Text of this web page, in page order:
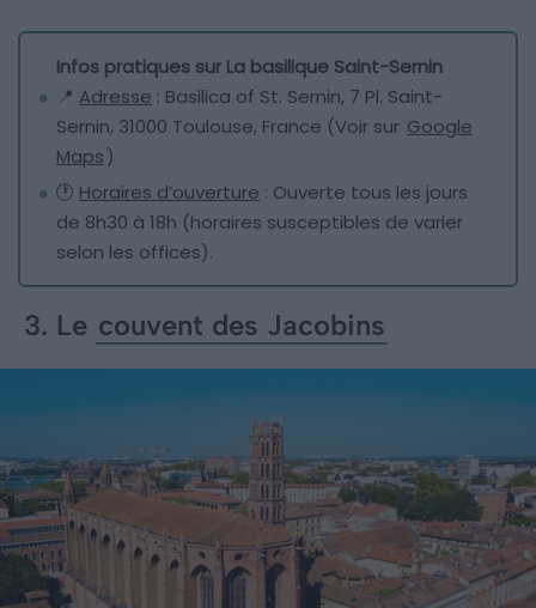
Infos pratiques sur La basilique Saint-Sernin
📍 Adresse : Basilica of St. Sernin, 7 Pl. Saint-
Sernin, 31000 Toulouse, France (Voir sur Google
Maps)
🕐 Horaires d’ouverture : Ouverte tous les jours
de 8h30 à 18h (horaires susceptibles de varier
selon les offices).
3. Le couvent des Jacobins